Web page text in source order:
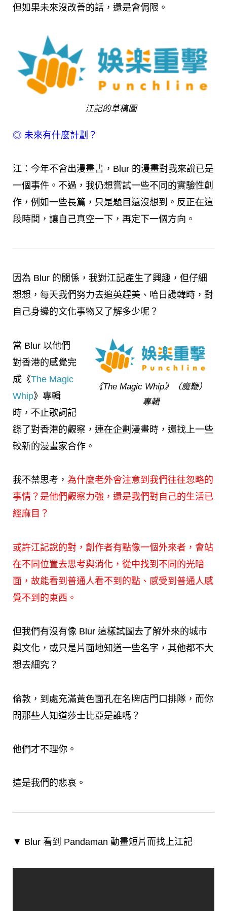
但如果未來沒改善的話，還是會侷限。
江記的草稿圖
◎ 未來有什麼計劃？
江：今年不會出漫畫書，Blur 的漫畫對我來說已是
一個事件。不過，我仍想嘗試一些不同的實驗性創
作，例如一些長篇，只是題目還沒想到。反正在這
段時間，讓自己真空一下，再定下一個方向。
因為 Blur 的關係，我對江記產生了興趣，但仔細
想想，每天我們努力去追英趕美、哈日護韓時，對
自己身邊的文化事物又了解多少呢？
《The Magic Whip》（魔鞭）
專輯
當 Blur 以他們
對香港的感覺完
成《The Magic
Whip》專輯
時，不止歌詞記
錄了對香港的觀察，連在企劃漫畫時，還找上一些
較新的漫畫家合作。
我不禁思考， 為什麼老外會注意到我們往往忽略的
事情？是他們觀察力強，還是我們對自己的生活已
經麻目？
或許江記說的對，創作者有點像一個外來者，會站
在不同位置去思考與消化，從中找到不同的光暗
面，故能看到普通人看不到的點、感受到普通人感
覺不到的東西。
但我們有沒有像 Blur 這樣試圖去了解外來的城市
與文化，或只是片面地知道一些名字，其他都不大
想去細究？
倫敦，到處充滿黃色面孔在名牌店門口排隊，而你
問那些人知道莎士比亞是誰嗎？
他們才不理你。
這是我們的悲哀。
▼ Blur 看到 Pandaman 動畫短片而找上江記